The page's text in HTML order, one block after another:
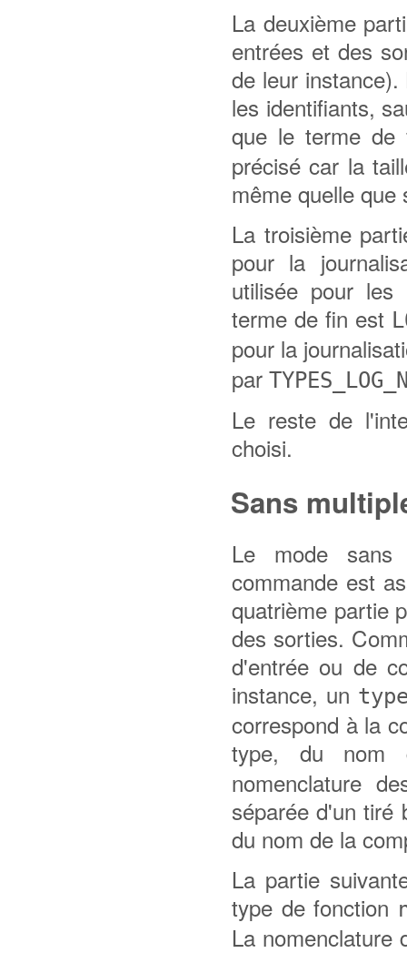
La deuxième
entrées et des
de leur
les identifiants,
que le terme
précisé car la
même quelle
La troisième
pour la
utilisée pour les
terme de fin est
pour la
par
Le reste de
choisi.
Sans
Le mode sans
commande est
quatrième partie
des sorties.
d'entrée ou de
instance, un
correspond à la
type, du
nomenclature
séparée d'un tiré
du nom de la
La partie
type de fonction
La nomenclature